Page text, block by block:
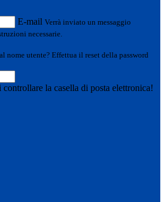
E-mail Verrà inviato un messaggio
necessarie.
nome utente? Effettua il reset della password
la casella di posta elettronica!